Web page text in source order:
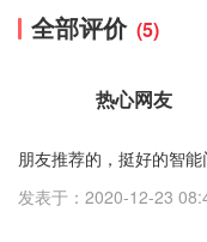
全部评价 (5)
热心网友
朋友推荐的，挺好的智能
发表于：2020-12-23